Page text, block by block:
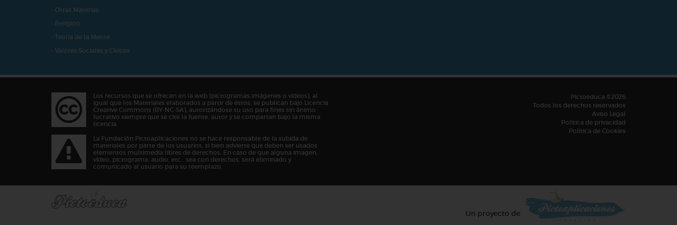
- Otras Materias
- Religión
- Teoría de la Mente
- Valores Sociales y Cívicos
Los recursos que se ofrecen en la web (pictogramas,imágenes o vídeos), al
igual que los Materiales elaborados a partir de éstos, se publican bajo Licencia
Creative Commons (BY-NC-SA), autorizándose su uso para fines sin ánimo
lucrativo siempre que se cite la fuente, autor y se compartan bajo la misma
licencia.
La Fundación Pictoaplicaciones no se hace responsable de la subida de
materiales por parte de los usuarios, si bien advierte que deben ser usados
elementos multimedia libres de derechos. En caso de que alguna imagen,
vídeo, pictograma, audio, etc… sea con derechos, será eliminado y
comunicado al usuario para su reemplazo.
Pictoeduca ©2026
Todos los derechos reservados
Aviso Legal
Política de privacidad
Política de Cookies
Un proyecto de